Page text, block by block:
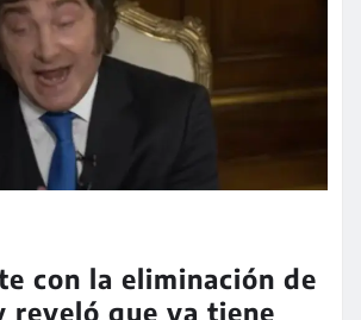
con la eliminación de
reveló que ya tiene